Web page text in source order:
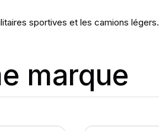
sportives et les camions légers.
marque